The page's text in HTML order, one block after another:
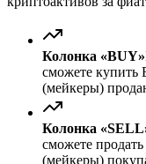
Колонка «BUY»
сможете купить
(мейкеры)
Колонка
сможете
(мейкеры)